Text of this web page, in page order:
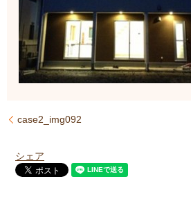
case2_img092
シェア